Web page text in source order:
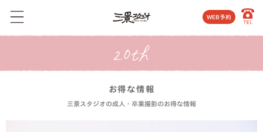
WEB予約
お得な情報
三景スタジオの成人・卒業撮影のお得な情報